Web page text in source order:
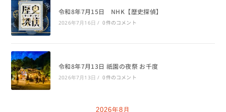
令和8年7月15日 NHK【歴史探偵】
2026年7月16日 / 0件のコメント
令和8年7月13日 祇園の夜祭 お千度
2026年7月13日 / 0件のコメント
2026年8月